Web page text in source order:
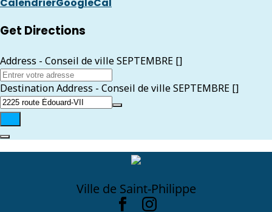
CalendrierGoogleCal
Get Directions
Address - Conseil de ville SEPTEMBRE []
Destination Address - Conseil de ville SEPTEMBRE []
Ville de Saint-Philippe